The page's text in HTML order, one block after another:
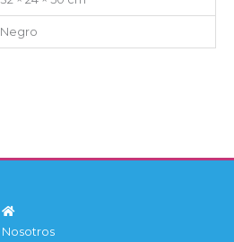
Negro
Nosotros